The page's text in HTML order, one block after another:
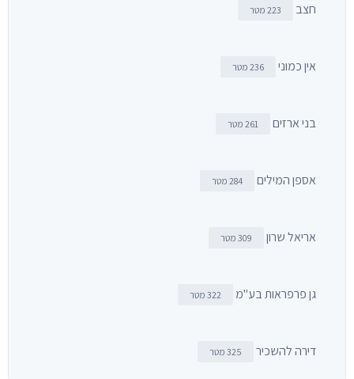
חצב 223 מטר
אין כמוני 236 מטר
בני ארזים 261 מטר
אספן המילים 284 מטר
אריאל שרון 309 מטר
גן פרפראות בע"מ 322 מטר
דירה להשכיר 325 מטר